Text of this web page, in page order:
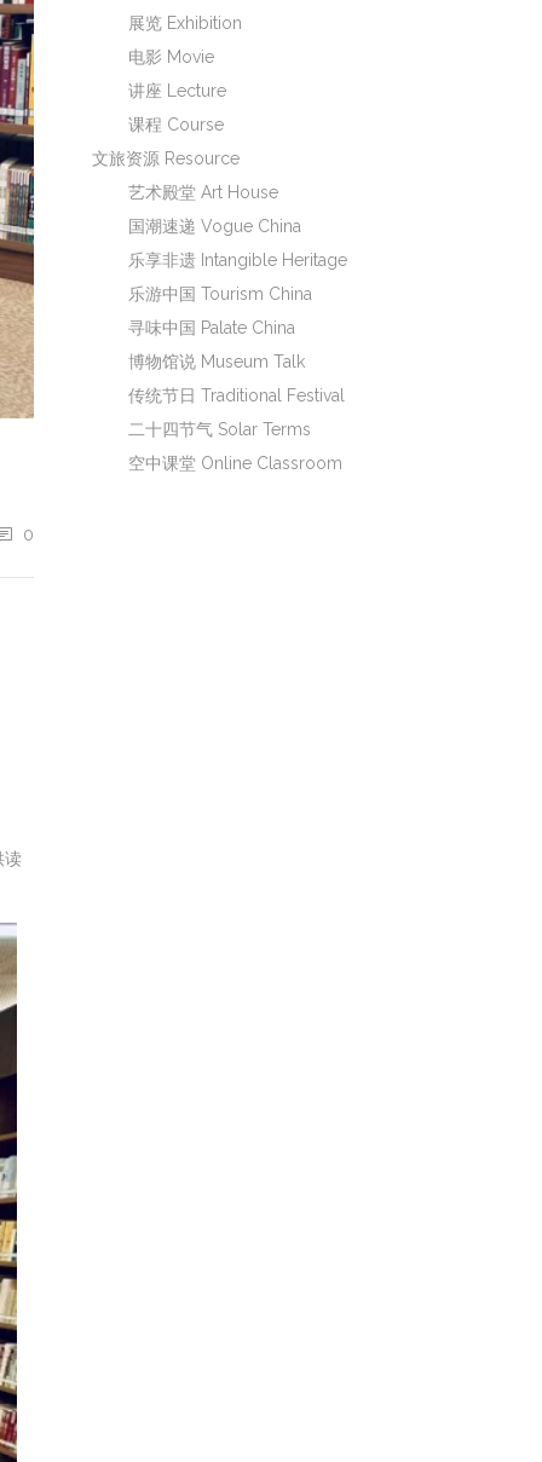
0
读
展览 Exhibition
电影 Movie
讲座 Lecture
课程 Course
文旅资源 Resource
艺术殿堂 Art House
国潮速递 Vogue China
乐享非遗 Intangible Heritage
乐游中国 Tourism China
寻味中国 Palate China
博物馆说 Museum Talk
传统节日 Traditional Festival
二十四节气 Solar Terms
空中课堂 Online Classroom